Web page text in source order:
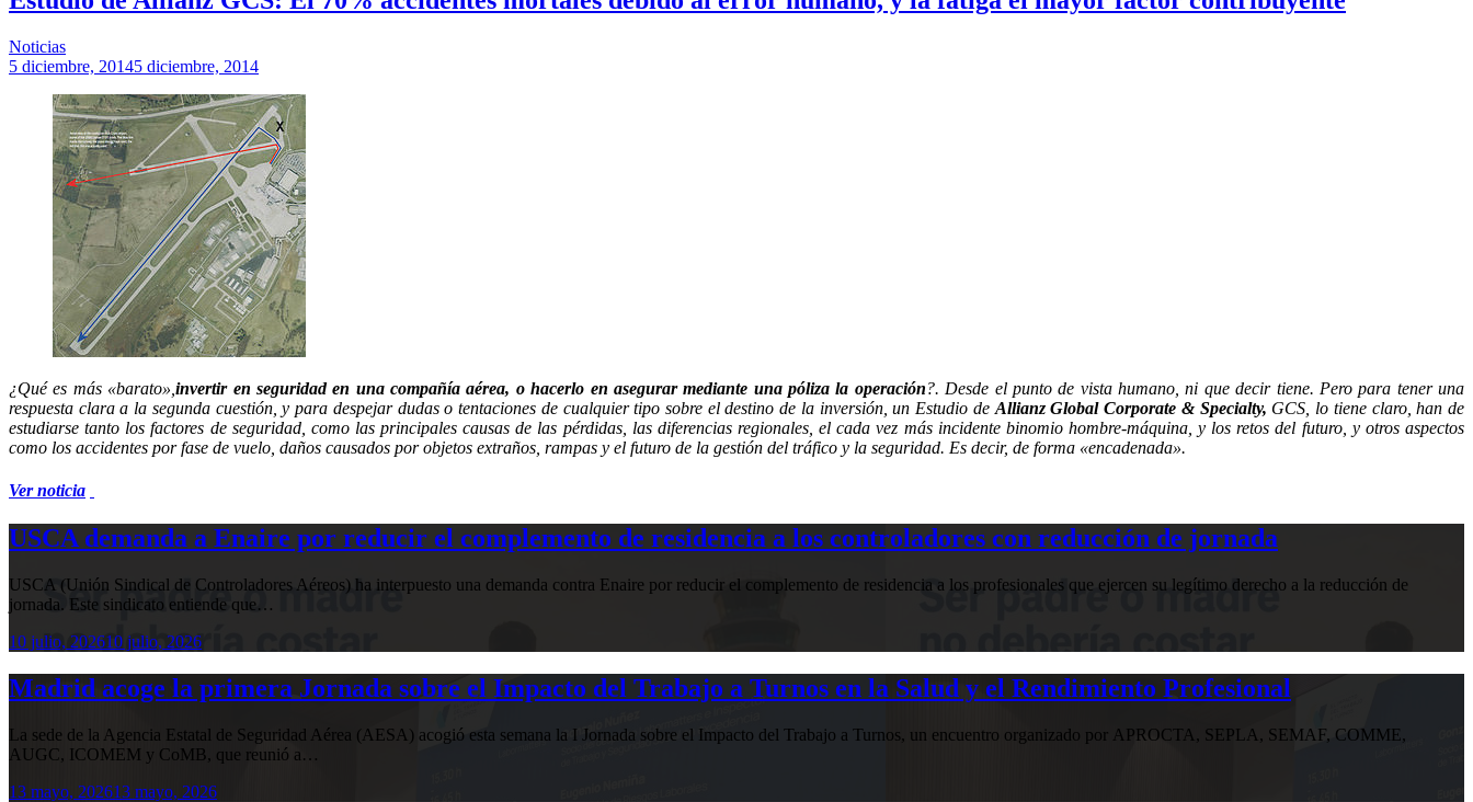
Noticias
5 diciembre, 20145 diciembre, 2014
¿Qué es más «barato»,invertir en seguridad en una compañía aérea, o hacerlo en asegurar mediante una póliza la operación?. Desde el punto de vista humano, ni que decir tiene. Pero para tener una
respuesta clara a la segunda cuestión, y para despejar dudas o tentaciones de cualquier tipo sobre el destino de la inversión, un Estudio de Allianz Global Corporate & Specialty, GCS, lo tiene claro, han de
estudiarse tanto los factores de seguridad, como las principales causas de las pérdidas, las diferencias regionales, el cada vez más incidente binomio hombre-máquina, y los retos del futuro, y otros aspectos
como los accidentes por fase de vuelo, daños causados por objetos extraños, rampas y el futuro de la gestión del tráfico y la seguridad. Es decir, de forma «encadenada».
Ver noticia
USCA demanda a Enaire por reducir el complemento de residencia a los controladores con reducción de jornada
USCA (Unión Sindical de Controladores Aéreos) ha interpuesto una demanda contra Enaire por reducir el complemento de residencia a los profesionales que ejercen su legítimo derecho a la reducción de
jornada. Este sindicato entiende que…
10 julio, 202610 julio, 2026
Madrid acoge la primera Jornada sobre el Impacto del Trabajo a Turnos en la Salud y el Rendimiento Profesional
La sede de la Agencia Estatal de Seguridad Aérea (AESA) acogió esta semana la I Jornada sobre el Impacto del Trabajo a Turnos, un encuentro organizado por APROCTA, SEPLA, SEMAF, COMME,
AUGC, ICOMEM y CoMB, que reunió a…
13 mayo, 202613 mayo, 2026